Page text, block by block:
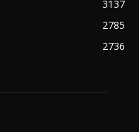
3137
2785
2736